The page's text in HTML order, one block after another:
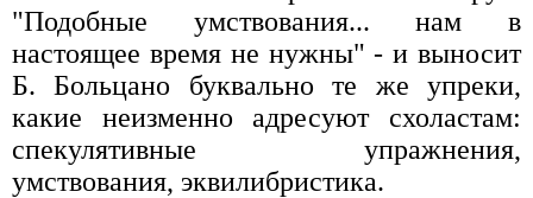
"Подобные умствования... нам в
настоящее время не нужны" - и выносит
Б. Больцано буквально те же упреки,
какие неизменно адресуют схоластам:
спекулятивные упражнения,
умствования, эквилибристика.